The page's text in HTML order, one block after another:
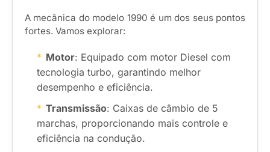
A mecânica do modelo 1990 é um dos seus pontos
fortes. Vamos explorar:
Motor: Equipado com motor Diesel com
tecnologia turbo, garantindo melhor
desempenho e eficiência.
Transmissão: Caixas de câmbio de 5
marchas, proporcionando mais controle e
eficiência na condução.